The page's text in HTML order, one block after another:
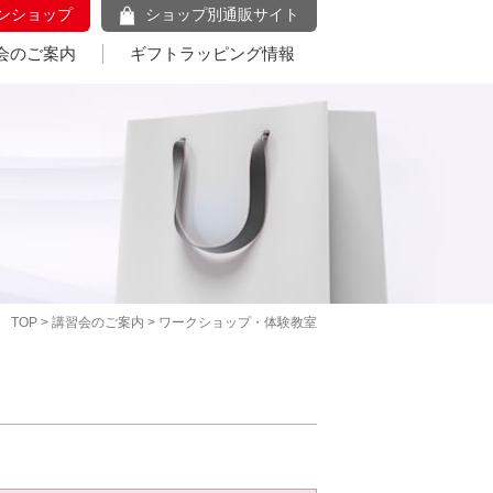
ショップ ショップ別通販サイト
のご案内 ギフトラッピング情報
TOP > 講習会のご案内 > ワークショップ・体験教室